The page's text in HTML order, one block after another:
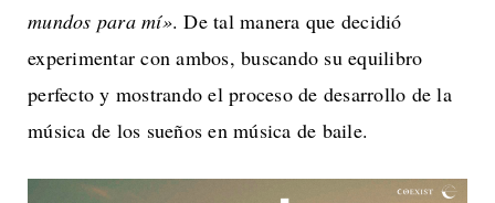
mundos para mí». De tal manera que decidió
experimentar con ambos, buscando su equilibro
perfecto y mostrando el proceso de desarrollo de la
música de los sueños en música de baile.